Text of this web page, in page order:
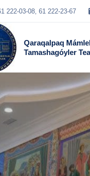
222-03-08, 61 222-23-67
Qaraqalpaq
Tamashagóyler